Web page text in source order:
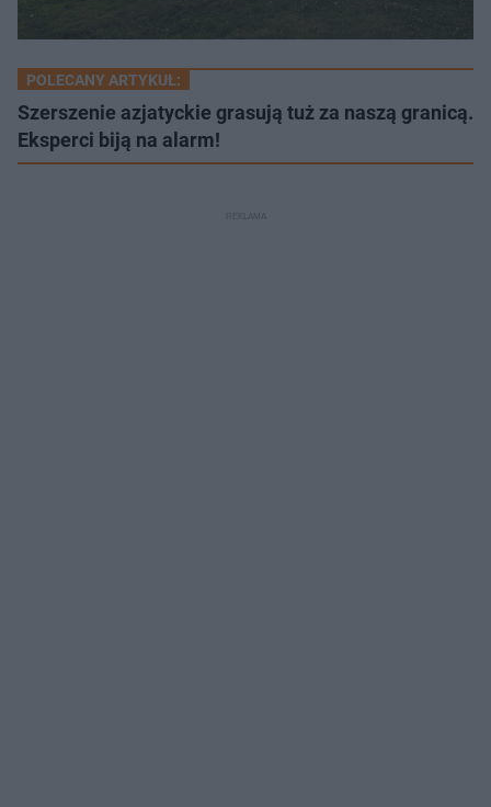
POLECANY ARTYKUŁ:
Szerszenie azjatyckie grasują tuż za naszą granicą.
Eksperci biją na alarm!